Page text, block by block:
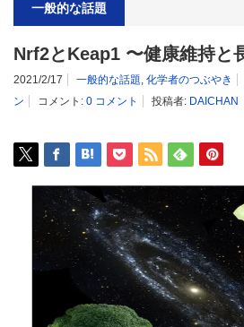
一般的な話題
Nrf2とKeap1 〜健康維持と
2021/2/17 一般的な話題, 化学者のつぶやき
ン
コメント: 0 コメント 投稿者: DAICHAN